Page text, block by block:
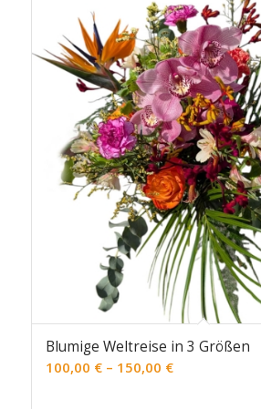
Blumige Weltreise in 3 Größen
100,00 €– 150,00 €